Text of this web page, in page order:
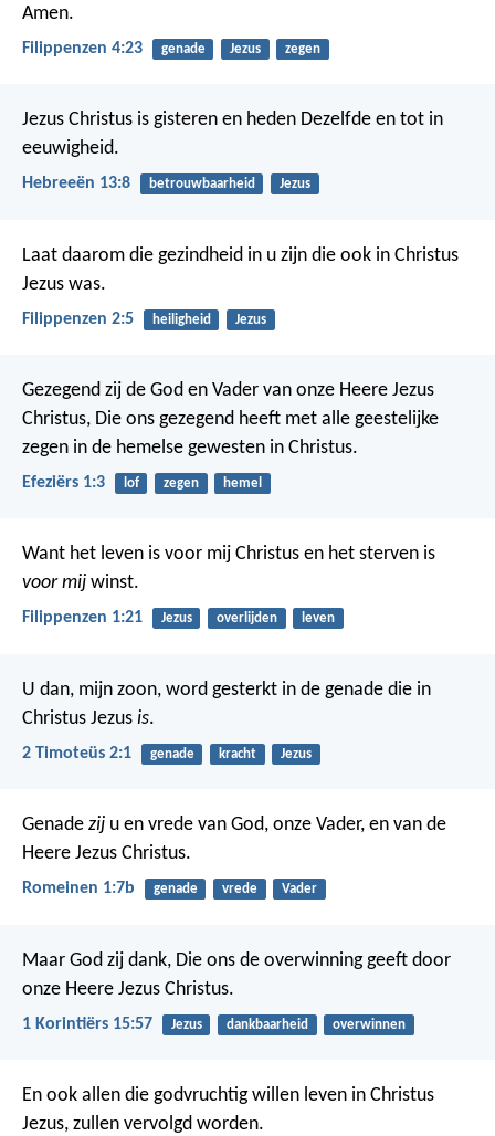
Amen.
Filippenzen 4:23 genade Jezus zegen
Jezus Christus is gisteren en heden Dezelfde en tot in
eeuwigheid.
Hebreeën 13:8 betrouwbaarheid Jezus
Laat daarom die gezindheid in u zijn die ook in Christus
Jezus was.
Filippenzen 2:5 heiligheid Jezus
Gezegend zij de God en Vader van onze Heere Jezus
Christus, Die ons gezegend heeft met alle geestelijke
zegen in de hemelse gewesten in Christus.
Efeziërs 1:3 lof zegen hemel
Want het leven is voor mij Christus en het sterven is
voor mij winst.
Filippenzen 1:21 Jezus overlijden leven
U dan, mijn zoon, word gesterkt in de genade die in
Christus Jezus is.
2 Timoteüs 2:1 genade kracht Jezus
Genade zij u en vrede van God, onze Vader, en van de
Heere Jezus Christus.
Romeinen 1:7b genade vrede Vader
Maar God zij dank, Die ons de overwinning geeft door
onze Heere Jezus Christus.
1 Korintiërs 15:57 Jezus dankbaarheid overwinnen
En ook allen die godvruchtig willen leven in Christus
Jezus, zullen vervolgd worden.